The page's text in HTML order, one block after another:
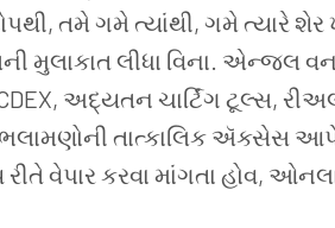
તમે ગમે ત્યાંથી, ગમે ત્યારે
મુલાકાત લીધા વિના. એન્જલ
અદ્યતન ચાર્ટિંગ ટૂલ્સ,
તાત્કાલિક ઍક્સેસ આપે
વેપાર કરવા માંગતા હોવ,